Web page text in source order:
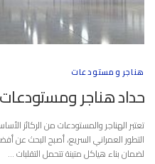
هناجر ومستودعات
حداد هناجر ومستودعات
تعتبر الهناجر والمستودعات من الركائز
التطور العمراني السريع، أصبح البحث عن
لضمان بناء هياكل متينة تتحمل التقلبات …